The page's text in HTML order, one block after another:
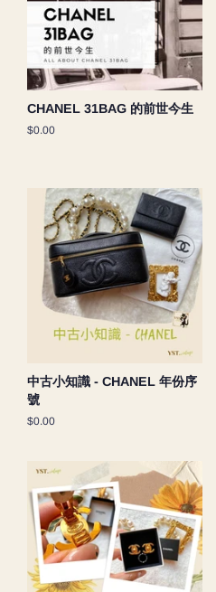
CHANEL 31BAG 的前世今生
Regular
$0.00
中古小知識 - CHANEL 年份序
號
Regular
$0.00